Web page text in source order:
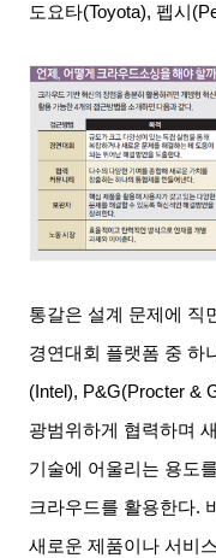
도요타(Toyota),펩시
통갈은 설계 문제에 직
경연대회 플랫폼 중 하
(Intel), P&G(Procter &
광범위하게 협력하며
기술에 어울리는 용도
크라우드를 활용한다.
새로운 제품이나 서비